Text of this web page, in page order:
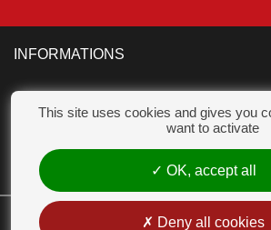
INFORMATIONS
CATÉGORIES
MON COMPTE
CHAMPION ACCESSOIRES
This site uses cookies and gives you
want to activate
OK, accept all
Deny all cookies